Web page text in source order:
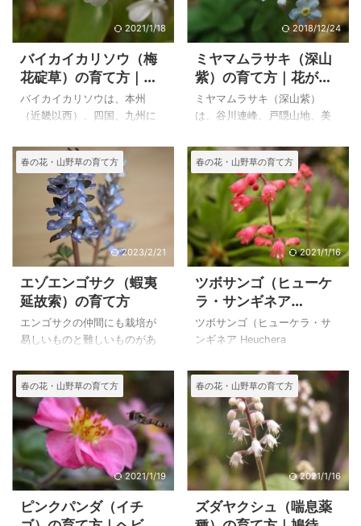
2021/1/18
バイカイカリソウ（梅
花碇草）の育て方｜交
雑種の桃色バイカイカ
リソウ
バイカイカリソウは、本州
（近畿以西）、四国、九州に
生地は見たことがありませ
ん。 イカリソウの仲間です
が、花の形が梅の花に似てい
て、イカリソウとはかなり違
った小さな白い花を咲かせま
す。 葉はイカリソウの葉を小
型にしたような葉で、葉を見
れはイカリソウであることが
納得できるような植物です
が、イカリソウよりかなり小
型です。 上のバイカイカリソ
ウ（梅花碇草）は、自宅で２
ものです。 バイカイカリソウ
（梅花碇草）の特徴と育て方
バイカイカリソウ（梅花碇
草） ２００７年 ...
2018/12/24
ミヤマムラサキ（深山
紫）の育て方｜花がよ
く似ているワスレナグ
サ（ミオソティス・ス
徴
ミヤマムラサキ（深山紫）
は、谷川連峰、戸隠山地、美
砂礫地や岩場に生えます。苗
をいただいて、春にワスレナ
グサ（勿忘草）に似た可憐な
花に感動していた、その花に
思いがけず八方尾根で出会っ
た時の喜びは今でも忘れられ
ません。 近寄りがたい紫の高
貴な花ですが、八方尾根は８
月になっていたので、少し傷
んでいました。 苗をいただ
き、その後種を播いたので、
５年以上は毎年家で、花を見
幸運に思っています。 似てい
る花は、ワスレナグサの他に
ヤマルリソウ、タチカメバソ
ウ、オンファロ ...
春の花・山野草の育て方
2023/2/21
エゾエンゴサク（蝦夷
延故索）の育て方
エンゴサクの仲間にも栽培が
易しいものと難しいものがあ
何度か挑戦しましたが殖やす
ことまではできませんでし
た。 同じ仲間のジロボウエン
ゴサクは自生地があっている
ために殖えて仕方がないくら
いでしたが、休眠期が長くゆ
ったりと夏に移行するような
冷涼な自生地の植物は春が短
く成長する間もない関東地方
春の花・山野草の育て方
2021/1/16
ツボサンゴ（ヒューケ
ラ・サンギネア
Heuchera
sanguinea）とヒュー
（Heucherella）の育
て方
ツボサンゴ（ヒューケラ・サ
ンギネア Heuchera
からメキシコ北部原産で、主
に岩場に生えますが暑さに弱
いために、山野草のような栽
培をしないといけないようで
す。 ティアレラ（スダヤクシ
ュ）との交配により作出され
たヒューケレラ
（Heucherella）やヒューケ
ラ・ビローサ(Heuchera
春の花・山野草の育て方
2021/1/19
ピンクパンダ（イチ
春の花・山野草の育て方
2021/1/16
ズダヤクシュ（喘息薬